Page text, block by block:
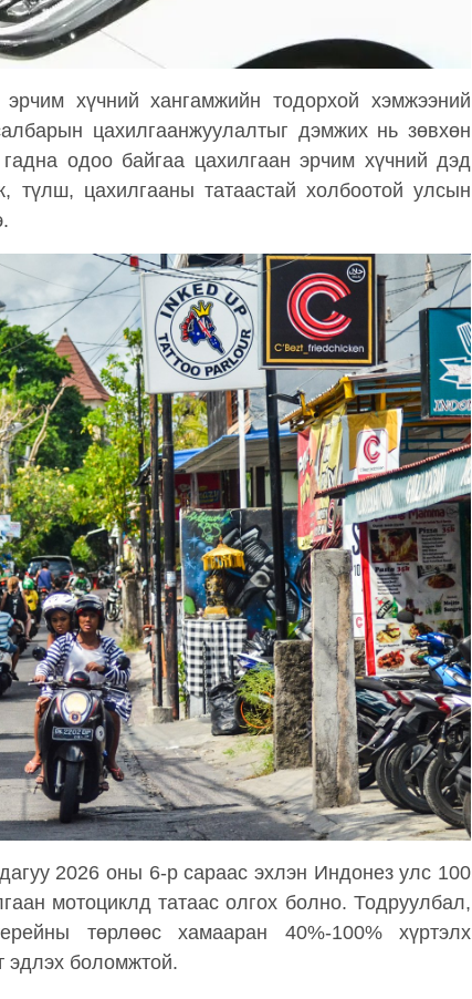
хүчний хангамжийн тодорхой хэмжээний
цахилгаанжуулалтыг дэмжих нь зөвхөн
одоо байгаа цахилгаан эрчим хүчний дэд
түлш, цахилгааны татаастай холбоотой улсын
2026 оны 6-р сараас эхлэн Индонез улс 100
мотоциклд татаас олгох болно. Тодруулбал,
төрлөөс хамааран 40%-100% хүртэлх
эдлэх боломжтой.